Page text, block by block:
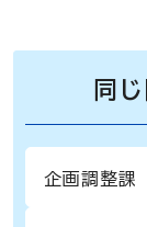
同
企画調整課